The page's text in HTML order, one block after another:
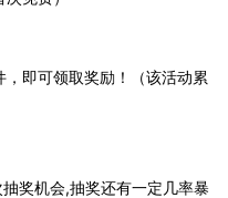
即可领取奖励！（该活动累
奖机会,抽奖还有一定几率暴